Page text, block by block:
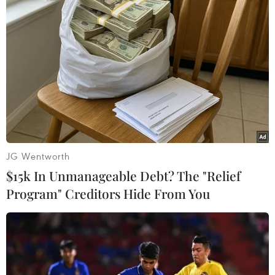
#Thành phố thông minh
#Đô thị hóa
#Viện Phát triển và Quản lý Quốc tế
#Chất lượng cuộc sống
TP. Hà Nội
Tp. Hồ Chí Minh
Theo dõi VietnamPlus
TIN LIÊN QUAN
JG Wentworth
$15k In Unmanageable Debt? The "Relief
Program" Creditors Hide From You